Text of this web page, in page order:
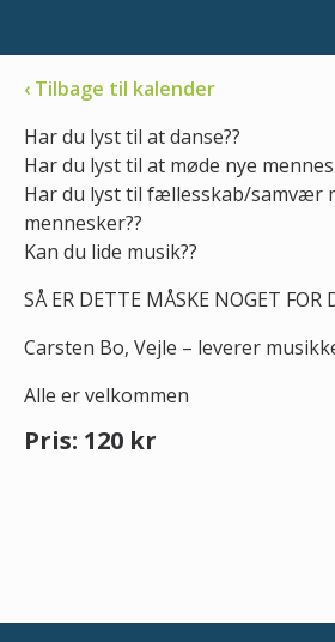
‹ Tilbage til kalender
Har du lyst til at danse??
Har du lyst til at møde nye
Har du lyst til fællesskab/samvær
mennesker??
Kan du lide musik??
SÅ ER DETTE MÅSKE NOGET FOR
Carsten Bo, Vejle – leverer
Alle er velkommen
Pris: 120 kr